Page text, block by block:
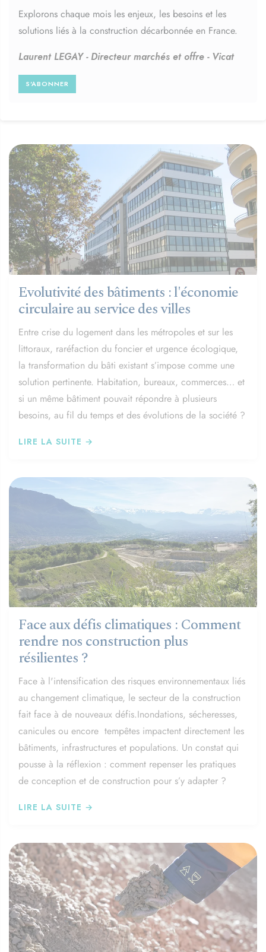
Explorons chaque mois les enjeux, les besoins et les
solutions liés à la construction décarbonnée en France.
Laurent LEGAY - Directeur marchés et offre - Vicat
S'ABONNER
Evolutivité des bâtiments : l'économie
circulaire au service des villes
Entre crise du logement dans les métropoles et sur les
littoraux, raréfaction du foncier et urgence écologique,
la transformation du bâti existant s’impose comme une
solution pertinente. Habitation, bureaux, commerces… et
si un même bâtiment pouvait répondre à plusieurs
besoins, au fil du temps et des évolutions de la société ?
LIRE LA SUITE →
Face aux défis climatiques : Comment
rendre nos construction plus
résilientes ?
Face à l'intensification des risques environnementaux liés
au changement climatique, le secteur de la construction
fait face à de nouveaux défis.Inondations, sécheresses,
canicules ou encore tempêtes impactent directement les
bâtiments, infrastructures et populations. Un constat qui
pousse à la réflexion : comment repenser les pratiques
de conception et de construction pour s’y adapter ?
LIRE LA SUITE →